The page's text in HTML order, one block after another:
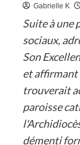
Gabrielle K
Suite à une
sociaux,
Son
et affirmant
trouverait
paroisse
démenti